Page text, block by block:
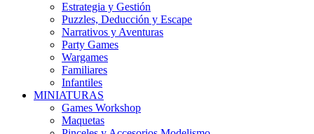
Estrategia y Gestión
Puzzles, Deducción y Escape
Narrativos y Aventuras
Party Games
Wargames
Familiares
Infantiles
MINIATURAS
Games Workshop
Maquetas